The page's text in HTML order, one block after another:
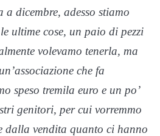
a dicembre, adesso stiamo
ultime cose, un paio di pezzi
volevamo tenerla, ma
che fa
speso tremila euro e un po’
genitori, per cui vorremmo
dalla vendita quanto ci hanno